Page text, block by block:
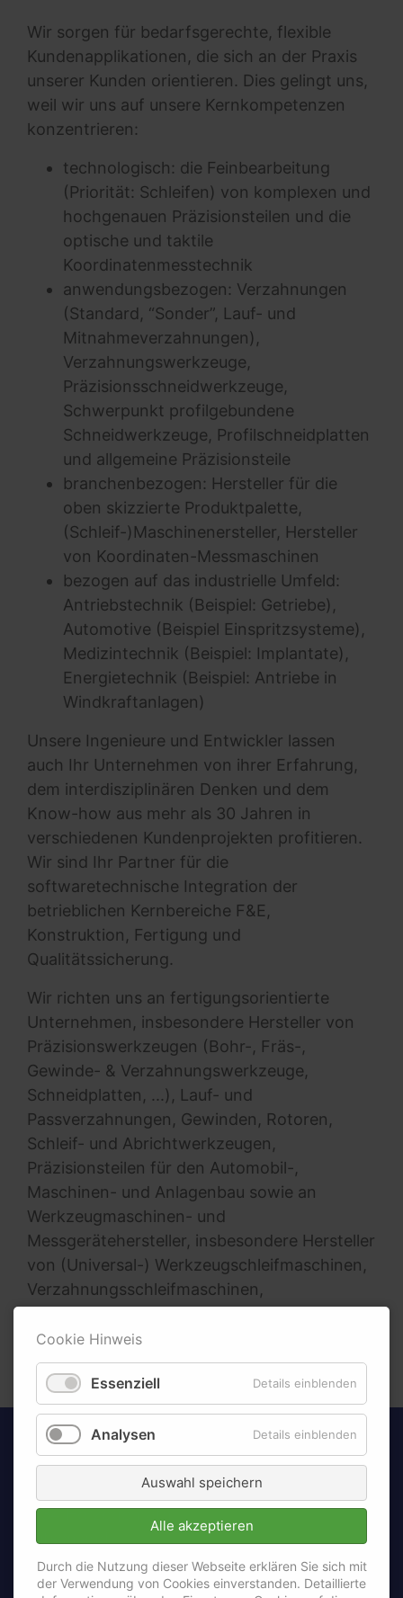
Wir sorgen für bedarfsgerechte, flexible
Kundenapplikationen, die sich an der Praxis
unserer Kunden orientieren. Dies gelingt uns,
weil wir uns auf unsere Kernkompetenzen
konzentrieren:
technologisch: die Feinbearbeitung
(Priorität: Schleifen) von komplexen und
hochgenauen Präzisionsteilen und die
optische und taktile
Koordinatenmesstechnik
anwendungsbezogen: Verzahnungen
(Standard, “Sonder”, Lauf- und
Mitnahmeverzahnungen),
Verzahnungswerkzeuge,
Präzisionsschneidwerkzeuge,
Schwerpunkt profilgebundene
Schneidwerkzeuge, Profilschneidplatten
und allgemeine Präzisionsteile
branchenbezogen: Hersteller für die
oben skizzierte Produktpalette,
(Schleif-)Maschinenersteller, Hersteller
von Koordinaten-Messmaschinen
bezogen auf das industrielle Umfeld:
Antriebstechnik (Beispiel: Getriebe),
Automotive (Beispiel Einspritzsysteme),
Medizintechnik (Beispiel: Implantate),
Energietechnik (Beispiel: Antriebe in
Windkraftanlagen)
Unsere Ingenieure und Entwickler lassen
auch Ihr Unternehmen von ihrer Erfahrung,
dem interdisziplinären Denken und dem
Know-how aus mehr als 30 Jahren in
verschiedenen Kundenprojekten profitieren.
Wir sind Ihr Partner für die
softwaretechnische Integration der
betrieblichen Kernbereiche F&E,
Konstruktion, Fertigung und
Qualitätssicherung.
Wir richten uns an fertigungsorientierte
Unternehmen, insbesondere Hersteller von
Präzisionswerkzeugen (Bohr-, Fräs-,
Gewinde- & Verzahnungswerkzeuge,
Schneidplatten, ...), Lauf- und
Passverzahnungen, Gewinden, Rotoren,
Schleif- und Abrichtwerkzeugen,
Präzisionsteilen für den Automobil-,
Maschinen- und Anlagenbau sowie an
Werkzeugmaschinen- und
Messgerätehersteller, insbesondere Hersteller
von (Universal-) Werkzeugschleifmaschinen,
Verzahnungsschleifmaschinen,
Koordinatenmessgeräten.
Sandvik Tooling Deutschland GmbH
Operating Site esco
52134 Herzogenrath
Deutschland
Fon +49 211 5027 850
Cookie Hinweis
Essenziell Details einblenden
Analysen Details einblenden
Auswahl speichern
Alle akzeptieren
Durch die Nutzung dieser Webseite erklären Sie sich mit
der Verwendung von Cookies einverstanden. Detaillierte